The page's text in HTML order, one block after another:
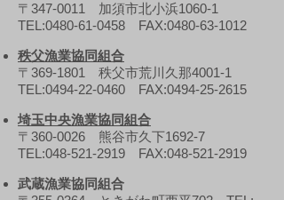
〒347-0011 加須市北小浜1060-1
TEL:0480-61-0458 FAX:0480-63-1012
秩父漁業協同組合
〒369-1801 秩父市荒川久那4001-1
TEL:0494-22-0460 FAX:0494-25-2615
埼玉中央漁業協同組合
〒360-0026 熊谷市久下1692-7
TEL:048-521-2919 FAX:048-521-2919
武蔵漁業協同組合